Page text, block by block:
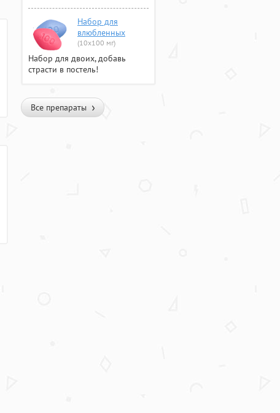
Набор для
влюбленных
(10х100 мг)
Набор для двоих, добавь
страсти в постель!
Все препараты